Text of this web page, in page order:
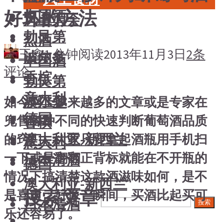
中国酒
勃艮第
波尔多
香槟
意大利
德国
澳大利亚-新西兰
日本清酒
搜索文章 搜索
风土大会
烈酒
中国酒
勃艮第
波尔多
香槟
意大利
德国
澳大利亚-新西兰
日本清酒
好坏的方法
王鑫1 分钟阅读2013年11月3日2条
评论
如今网上越来越多的文章或是专家在
兜售各种不同的快速判断葡萄酒品质
的窍门，大家只要拿起酒瓶用手机扫
一下或是翻翻正背标就能在不开瓶的
情况下搞清楚这款酒滋味如何，是不
是喜欢；好像一瞬间，买酒比起买可
乐还容易了。